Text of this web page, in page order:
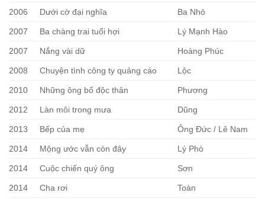
2006 Dưới cờ đại nghĩa Ba Nhỏ
2007 Ba chàng trai tuổi hợi Lý Mạnh Hào
2007 Nắng vài dữ Hoàng Phúc
2008 Chuyện tình công ty quảng cáo Lộc
2010 Những ông bố độc thân Phương
2012 Làn môi trong mưa Dũng
2013 Bếp của mẹ Ông Đức / Lê Nam
2014 Mộng ước vẫn còn đây Lý Phò
2014 Cuộc chiến quý ông Sơn
2014 Cha rơi Toàn